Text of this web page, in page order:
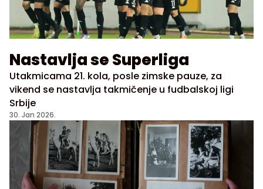
Nastavlja se Superliga
Utakmicama 21. kola, posle zimske pauze, za
vikend se nastavlja takmičenje u fudbalskoj ligi
Srbije
30. Jan 2026.